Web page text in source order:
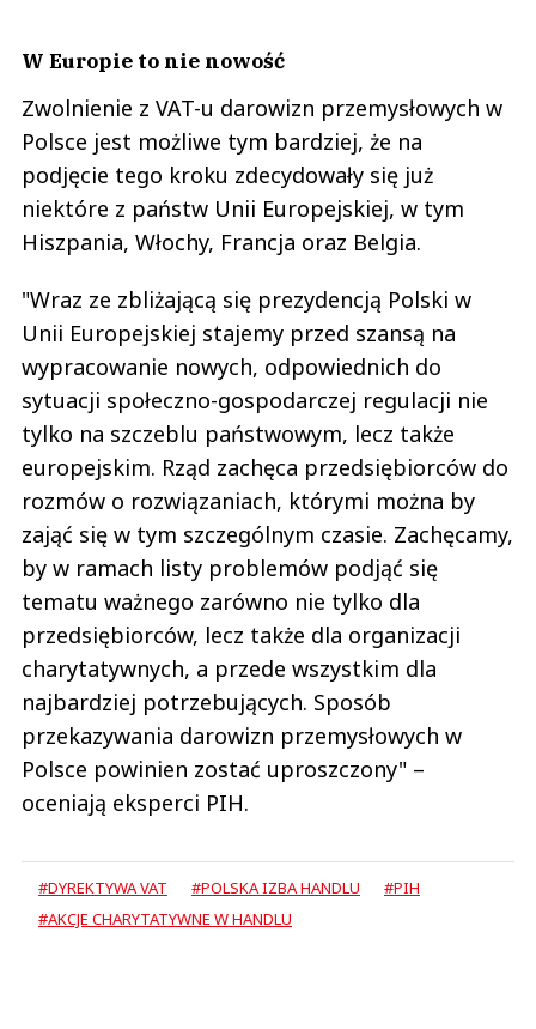
W Europie to nie nowość
Zwolnienie z VAT-u darowizn przemysłowych w
Polsce jest możliwe tym bardziej, że na
podjęcie tego kroku zdecydowały się już
niektóre z państw Unii Europejskiej, w tym
Hiszpania, Włochy, Francja oraz Belgia.
"Wraz ze zbliżającą się prezydencją Polski w
Unii Europejskiej stajemy przed szansą na
wypracowanie nowych, odpowiednich do
sytuacji społeczno-gospodarczej regulacji nie
tylko na szczeblu państwowym, lecz także
europejskim. Rząd zachęca przedsiębiorców do
rozmów o rozwiązaniach, którymi można by
zająć się w tym szczególnym czasie. Zachęcamy,
by w ramach listy problemów podjąć się
tematu ważnego zarówno nie tylko dla
przedsiębiorców, lecz także dla organizacji
charytatywnych, a przede wszystkim dla
najbardziej potrzebujących. Sposób
przekazywania darowizn przemysłowych w
Polsce powinien zostać uproszczony" –
oceniają eksperci PIH.
#DYREKTYWA VAT #POLSKA IZBA HANDLU
#PIH
#AKCJE CHARYTATYWNE W HANDLU